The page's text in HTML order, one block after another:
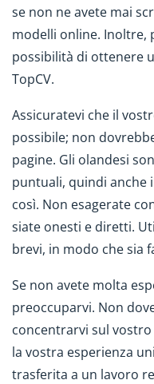
se non ne avete mai
modelli online. Inoltre,
possibilità di ottenere
TopCV.
Assicuratevi che il
possibile; non
pagine. Gli olandesi
puntuali, quindi anche
così. Non esagerate
siate onesti e diretti.
brevi, in modo che sia
Se non avete molta
preoccuparvi. Non
concentrarvi sul
la vostra esperienza
trasferita a un lavoro